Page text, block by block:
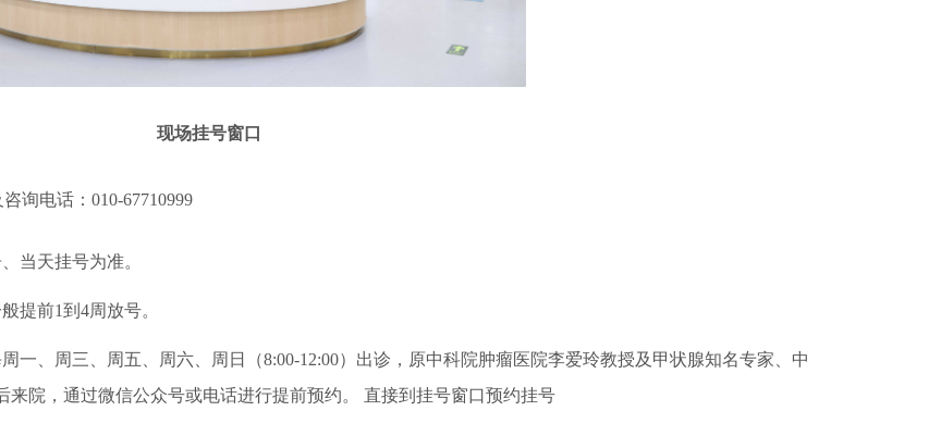
现场挂号窗口
询电话：010-67710999
当天挂号为准。
提前1到4周放号。
一、周三、周五、周六、周日（8:00-12:00）出诊，原中科院肿瘤医院李爱玲教授及甲状腺知名专家、中
院，通过微信公众号或电话进行提前预约。 直接到挂号窗口预约挂号